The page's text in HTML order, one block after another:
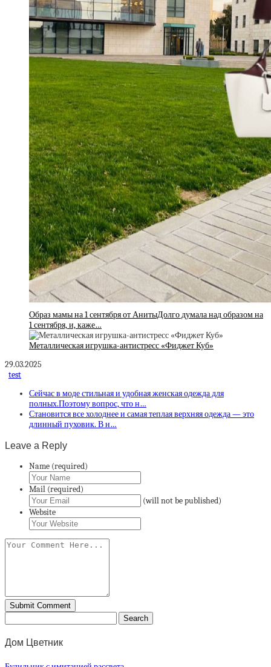
Образ мамы на 1 сентября от АнитыДолго думала над образом на
1 сентября, и, каже…
Металлическая игрушка-антистресс «Фиджет Куб»
29.03.2025
test
Сейчас в моде стильная и удобная женская одежда для
полных.Поэтому вопрос, что н…
Становится все холоднее и самая теплая верхняя одежда — это
длинный пуховик. В н…
Leave a Reply
Name (required)
Mail (required)
(will not be published)
Website
Дом Цветник